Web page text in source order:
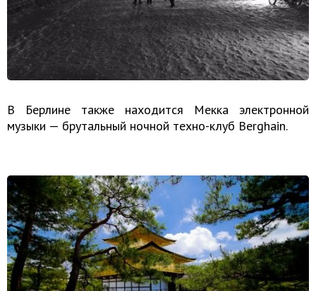
В Берлине также находится Мекка электронной
музыки — брутальный ночной техно-клуб Berghain.